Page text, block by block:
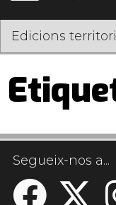
Edicions
Segueix-nos a...